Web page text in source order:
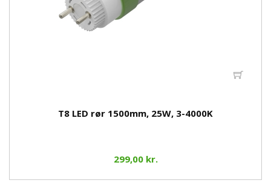
T8 LED rør 1500mm, 25W, 3-4000K
299,00 kr.